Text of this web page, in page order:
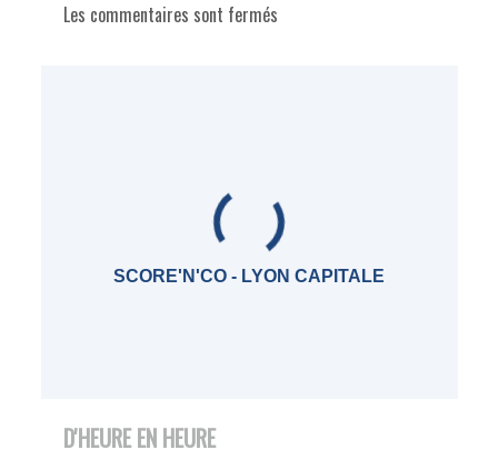
Les commentaires sont fermés
SCORE'N'CO - LYON CAPITALE
D'HEURE EN HEURE